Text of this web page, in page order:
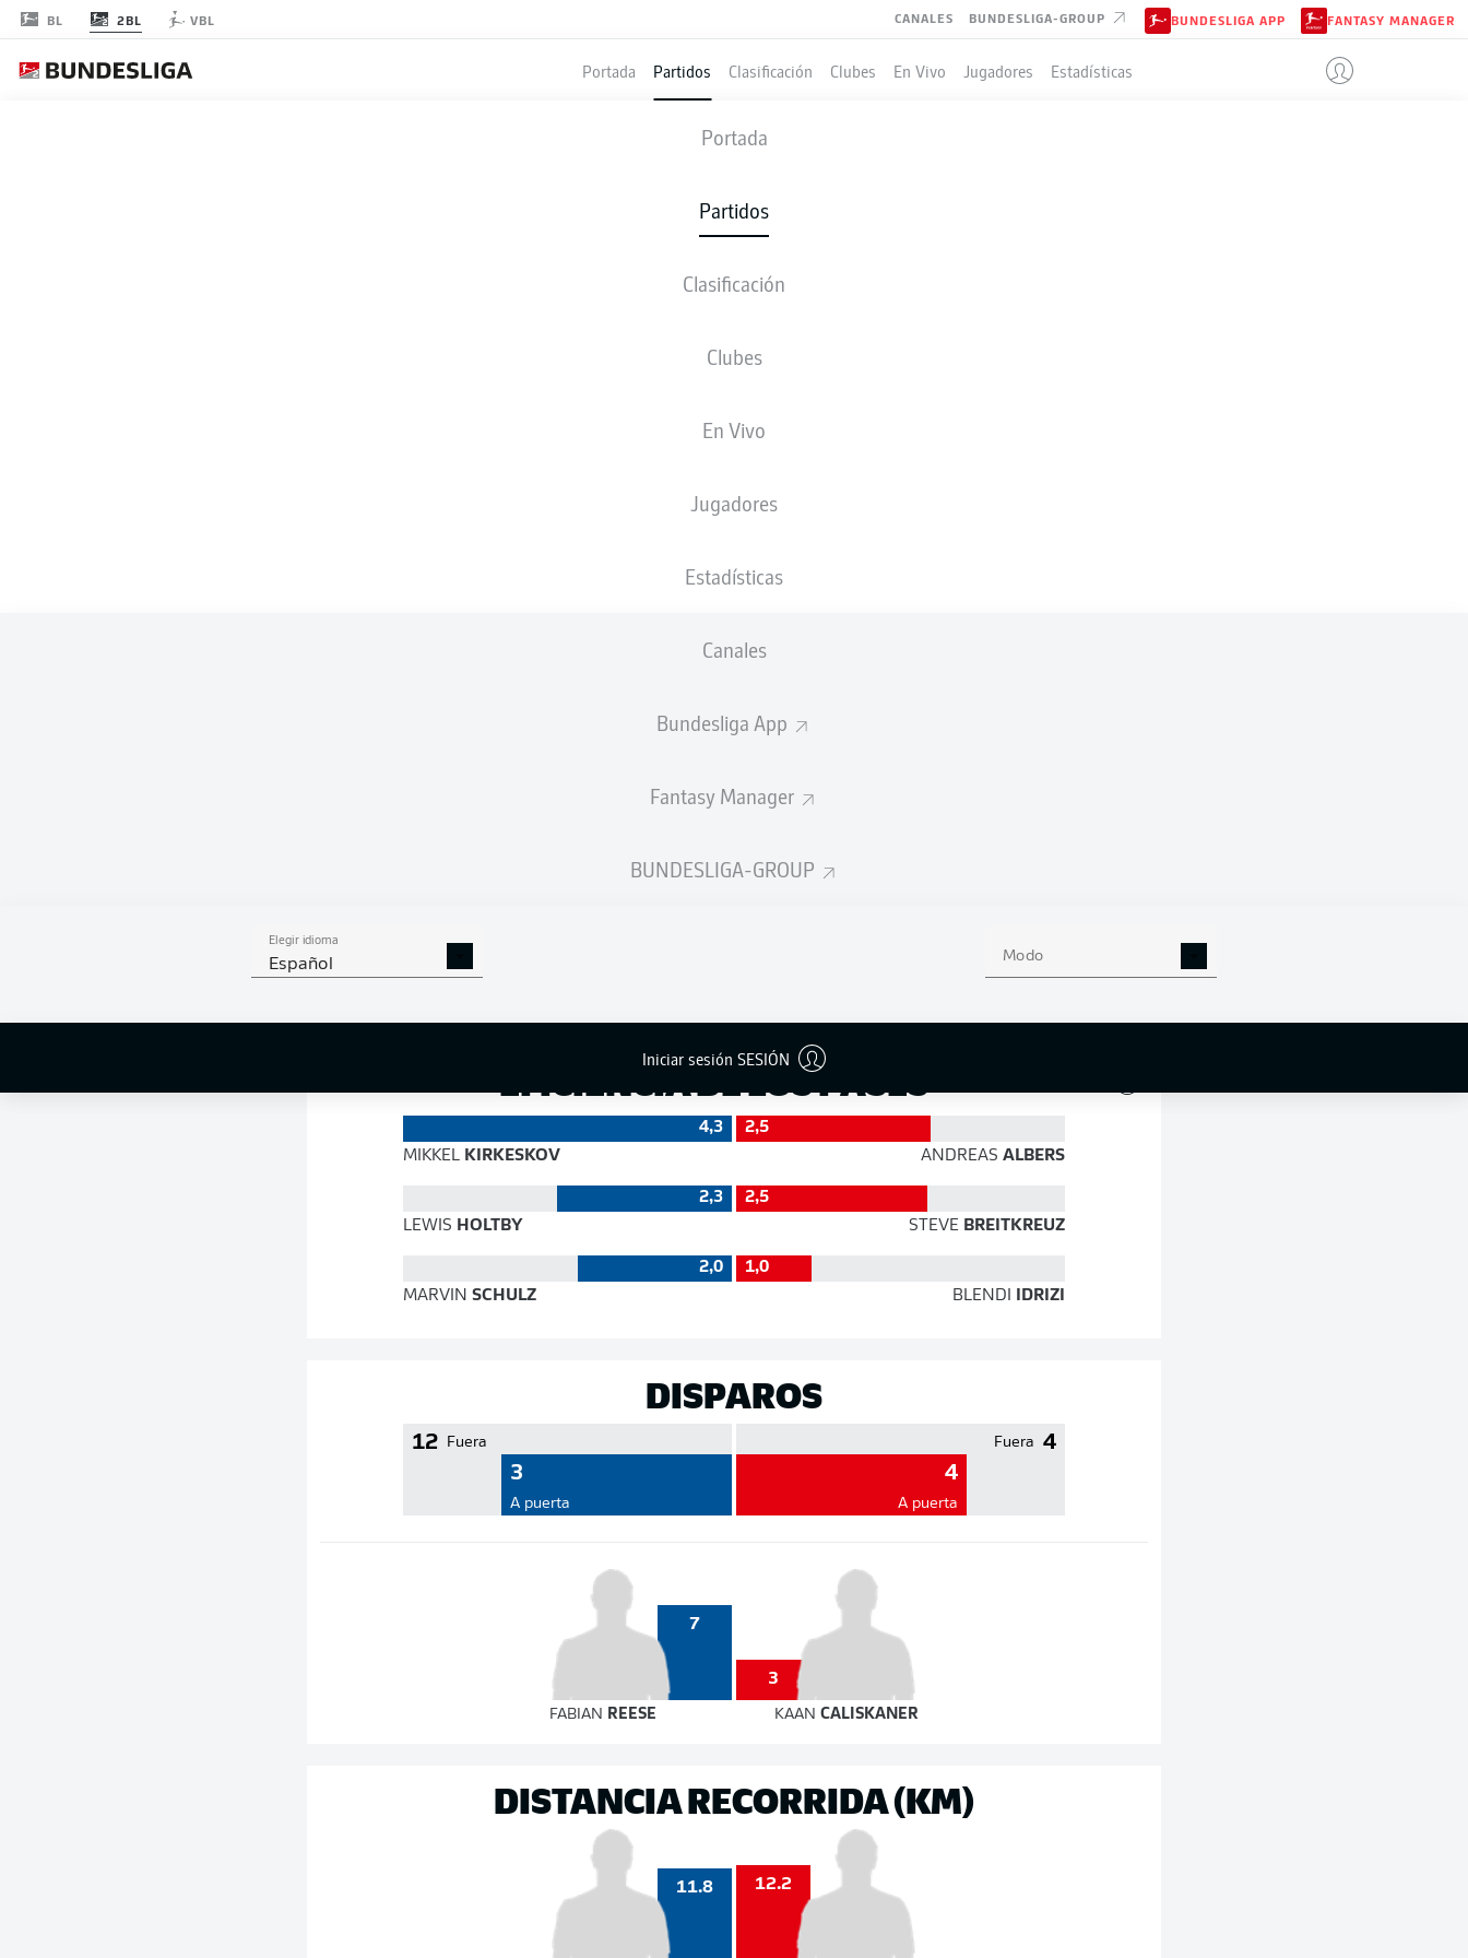
BL 2BL VBL CANALES BUNDESLIGA-GROUP BUNDESLIGA APP FANTASY MANAGER
Portada Partidos Clasificación Clubes En Vivo Jugadores Estadísticas
Portada
Partidos
Clasificación
Clubes
En Vivo
Jugadores
Estadísticas
Canales
Bundesliga App
Fantasy Manager
BUNDESLIGA-GROUP
Elegir idioma
Español Modo
Iniciar sesión SESIÓN
HOLSTEIN KIEL - REGENSBURG
1 2
ALINEACIONES ESTADÍSTICAS
XGOALS
EFICIENCIA DE LOS PASES
4,3
2,5
MIKKELKIRKESKOV ANDREAS ALBERS
2,3
2,5
LEWIS HOLTBY STEVE BREITKREUZ
2,0
1,0
MARVIN SCHULZ BLENDI IDRIZI
DISPAROS
12 Fuera
3
A puerta
4
Fuera
4
A puerta
7
3
FABIAN REESE KAAN CALISKANER
DISTANCIA RECORRIDA (KM)
11.8 12.2